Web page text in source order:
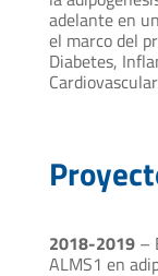
adelante en
el marco del
Diabetes,
2018-2019–
ALMS1 en